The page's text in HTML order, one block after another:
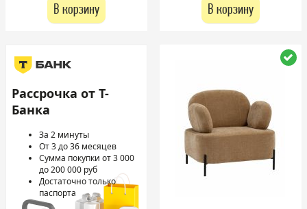
В корзину В корзину
Рассрочка от Т-
Банка
За 2 минуты
От 3 до 36 месяцев
Сумма покупки от 3 000
до 200 000 руб
Достаточно только
паспорта